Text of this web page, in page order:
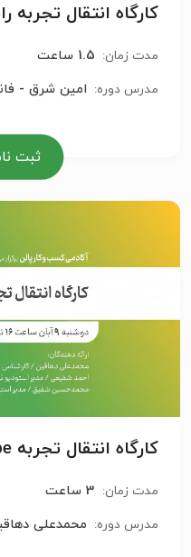
کارگاه انتقال تجربه
مدت زمان: 1.5 ساعت
مدرس دوره: امین شرق -
ثبت
کارگاه انتقال تجربه YouTube
مدت زمان: 3 ساعت
مدرس دوره: محمدعلی